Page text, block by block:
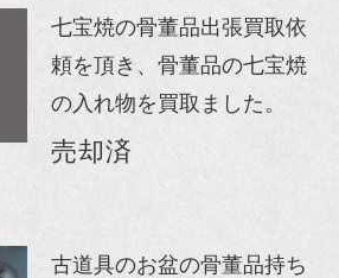
七宝焼の骨董品出張買取依
頼を頂き、骨董品の七宝焼
の入れ物を買取ました。
売却済
古道具のお盆の骨董品持ち